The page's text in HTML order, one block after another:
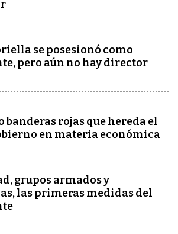
se posesionó como
pero aún no hay director
banderas rojas que hereda el
en materia económica
grupos armados y
las primeras medidas del